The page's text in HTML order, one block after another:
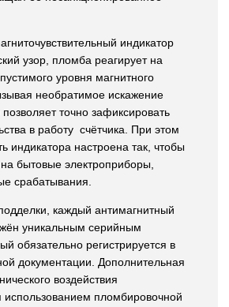
индикатор
узор, пломба реагирует на
уровня магнитного
необратимое искажение
позволяет точно зафиксировать
в работу счётчика. При этом
индикатора настроена так, чтобы
на бытовые электроприборы,
срабатывания.
каждый антимагнитный
уникальным серийным
обязательно регистрируется в
документации. Дополнительная
воздействия
использованием пломбировочной